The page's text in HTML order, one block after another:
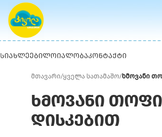
ᲡᲘᲐᲮᲚᲔᲔᲑᲘᲚᲝᲘᲐᲚᲝᲑᲐᲙᲝᲜᲢᲐᲥᲢᲘ
მთავარი/ყველა სათამაშო/ხმოვანი
ხმოვანი
დისკებით